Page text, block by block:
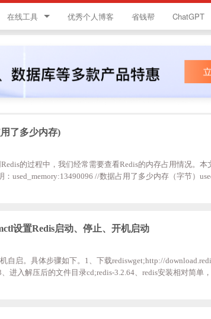
在线工具
领优惠券
违禁词查询
优秀个人博客 省钱帮 ChatGPT
了多少内存)
的过程中，我们经常需要查看Redis的内存占用情况。本
used_memory:13490096 //数据占用了多少内存（字节）
设置Redis启动、停止、开机启动
自启。具体步骤如下。1、下载rediswget;http://
、进入解压后的文件目录cd;redis-3.2.64、redis安装相对简单